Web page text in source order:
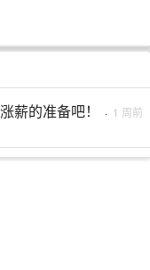
薪的准备吧！ · 1 周前